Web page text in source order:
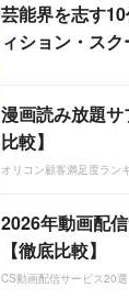
芸能界を志す
ィション・ス
漫画読み放題
比較】
オリコン顧客満足度ラン
2026年動画配
【徹底比較】
CS動画配信サービス20選